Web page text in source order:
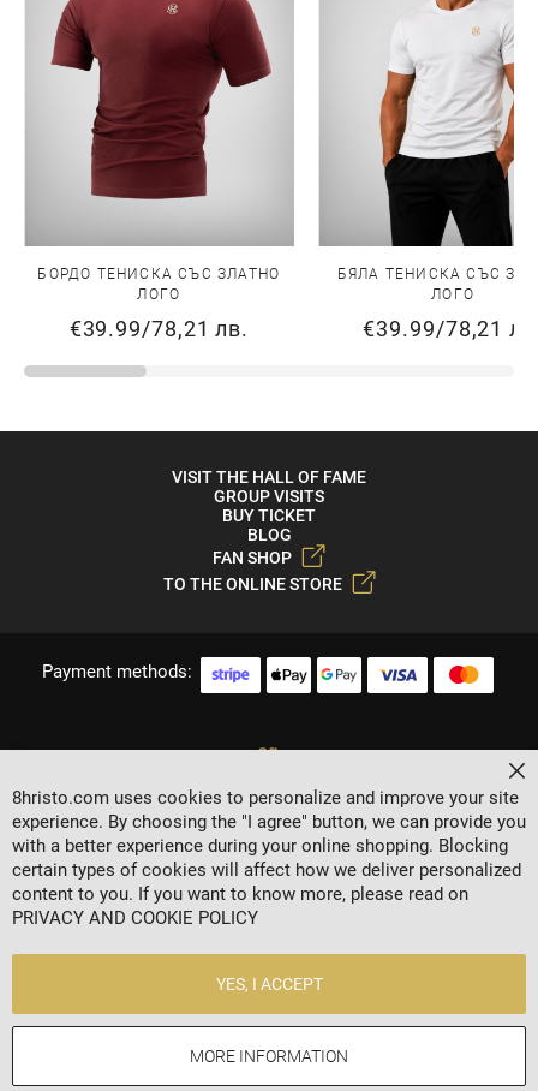
БОРДО ТЕНИСКА СЪС ЗЛАТНО
ЛОГО
€39.99/78,21 лв.
БЯЛА ТЕНИСКА СЪС
ЛОГО
€39.99/78,21
VISIT THE HALL OF FAME
GROUP VISITS
BUY TICKET
BLOG
FAN SHOP
TO THE ONLINE STORE
Payment methods:
2024 © 8 AGENCY
Contacts
8hristo.com uses cookies to personalize and improve your site
experience. By choosing the "I agree" button, we can provide you
with a better experience during your online shopping. Blocking
certain types of cookies will affect how we deliver personalized
content to you. If you want to know more, please read on
PRIVACY AND COOKIE POLICY
YES, I ACCEPT
MORE INFORMATION